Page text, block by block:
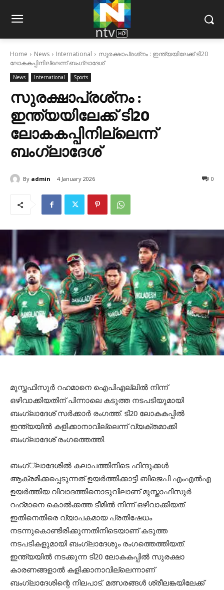
Home News International
സുരക്ഷാപ്രശ്‌നം : ഇന്ത്യയിലേക്ക് ടി20
ലോകകപ്പിനില്ലെന്ന് ബംഗ്ലാദേശ്
News International Sports
സുരക്ഷാപ്രശ്‌നം :
ഇന്ത്യയിലേക്ക് ടി20
ലോകകപ്പിനില്ലെന്ന്
ബംഗ്ലാദേശ്
By admin 4 January 2026 0
മുസ്തഫിസുര്‍ റഹമാനെ ഐപിഎല്ലില്‍ നിന്ന്
ഒഴിവാക്കിയതിന് പിന്നാലെ കടുത്ത നടപടിയുമായി
ബംഗ്ലാദേശ് സര്‍ക്കാര്‍ രംഗത്ത്. ടി20 ലോകകപ്പില്‍
ഇന്ത്യയില്‍ കളിക്കാനാവില്ലെന്ന് വ്യക്തമാക്കി
ബംഗ്ലാദേശ് രംഗത്തെത്തി.
ബംഗ്്‌ലാദേശില്‍ കലാപത്തിനിടെ ഹിന്ദുക്കള്‍
ആക്രമിക്കപ്പെടുന്നത് ഉയര്‍ത്തിക്കാട്ടി ബിജെപി എംഎല്‍എ
ഉയര്‍ത്തിയ വിവാദത്തിനൊടുവിലാണ് മുസ്താഫിസുര്‍
റഹ്‌മാനെ കൊല്‍ക്കത്ത ടീമില്‍ നിന്ന് ഒഴിവാക്കിയത്.
ഇതിനെതിരെ വ്യാപകമായ പ്രതിഷേധം
നടന്നുകൊണ്ടിരിക്കുന്നതിനിടെയാണ് കടുത്ത
നടപടികളുമായി ബംഗ്ലാദേശും രംഗത്തെത്തിയത്.
ഇന്ത്യയില്‍ നടക്കുന്ന ടി20 ലോകകപ്പില്‍ സുരക്ഷാ
കാരണങ്ങളാല്‍ കളിക്കാനാവില്ലെന്നാണ്
ബംഗ്ലാദേശിന്റെ നിലപാട്. മത്സരങ്ങള്‍ ശ്രീലങ്കയിലേക്ക്